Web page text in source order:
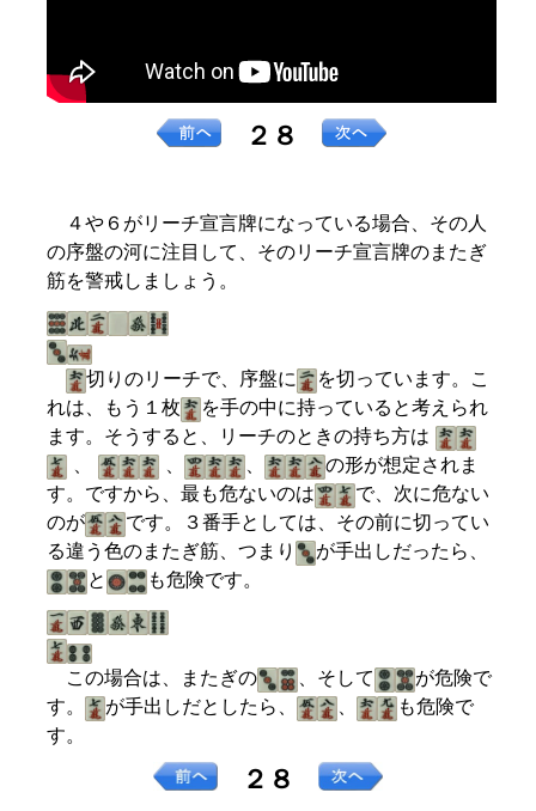
２８
４や６がリーチ宣言牌になっている場合、その人
の序盤の河に注目して、そのリーチ宣言牌のまたぎ
筋を警戒しましょう。
切りのリーチで、序盤に
を切っています。こ
れは、もう１枚
を手の中に持っていると考えられ
ます。そうすると、リーチのときの持ち方は
、
、 、
の形が想定されま
す。ですから、最も危ないのは
で、次に危ない
のが
です。３番手としては、その前に切ってい
る違う色のまたぎ筋、つまり
が手出しだったら、
と
も危険です。
この場合は、またぎの 、そして
が危険で
す。
が手出しだとしたら、 、
も危険で
す。
２８